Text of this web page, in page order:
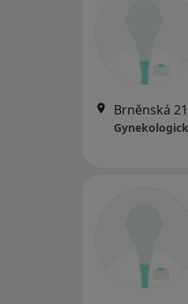
Brněnská